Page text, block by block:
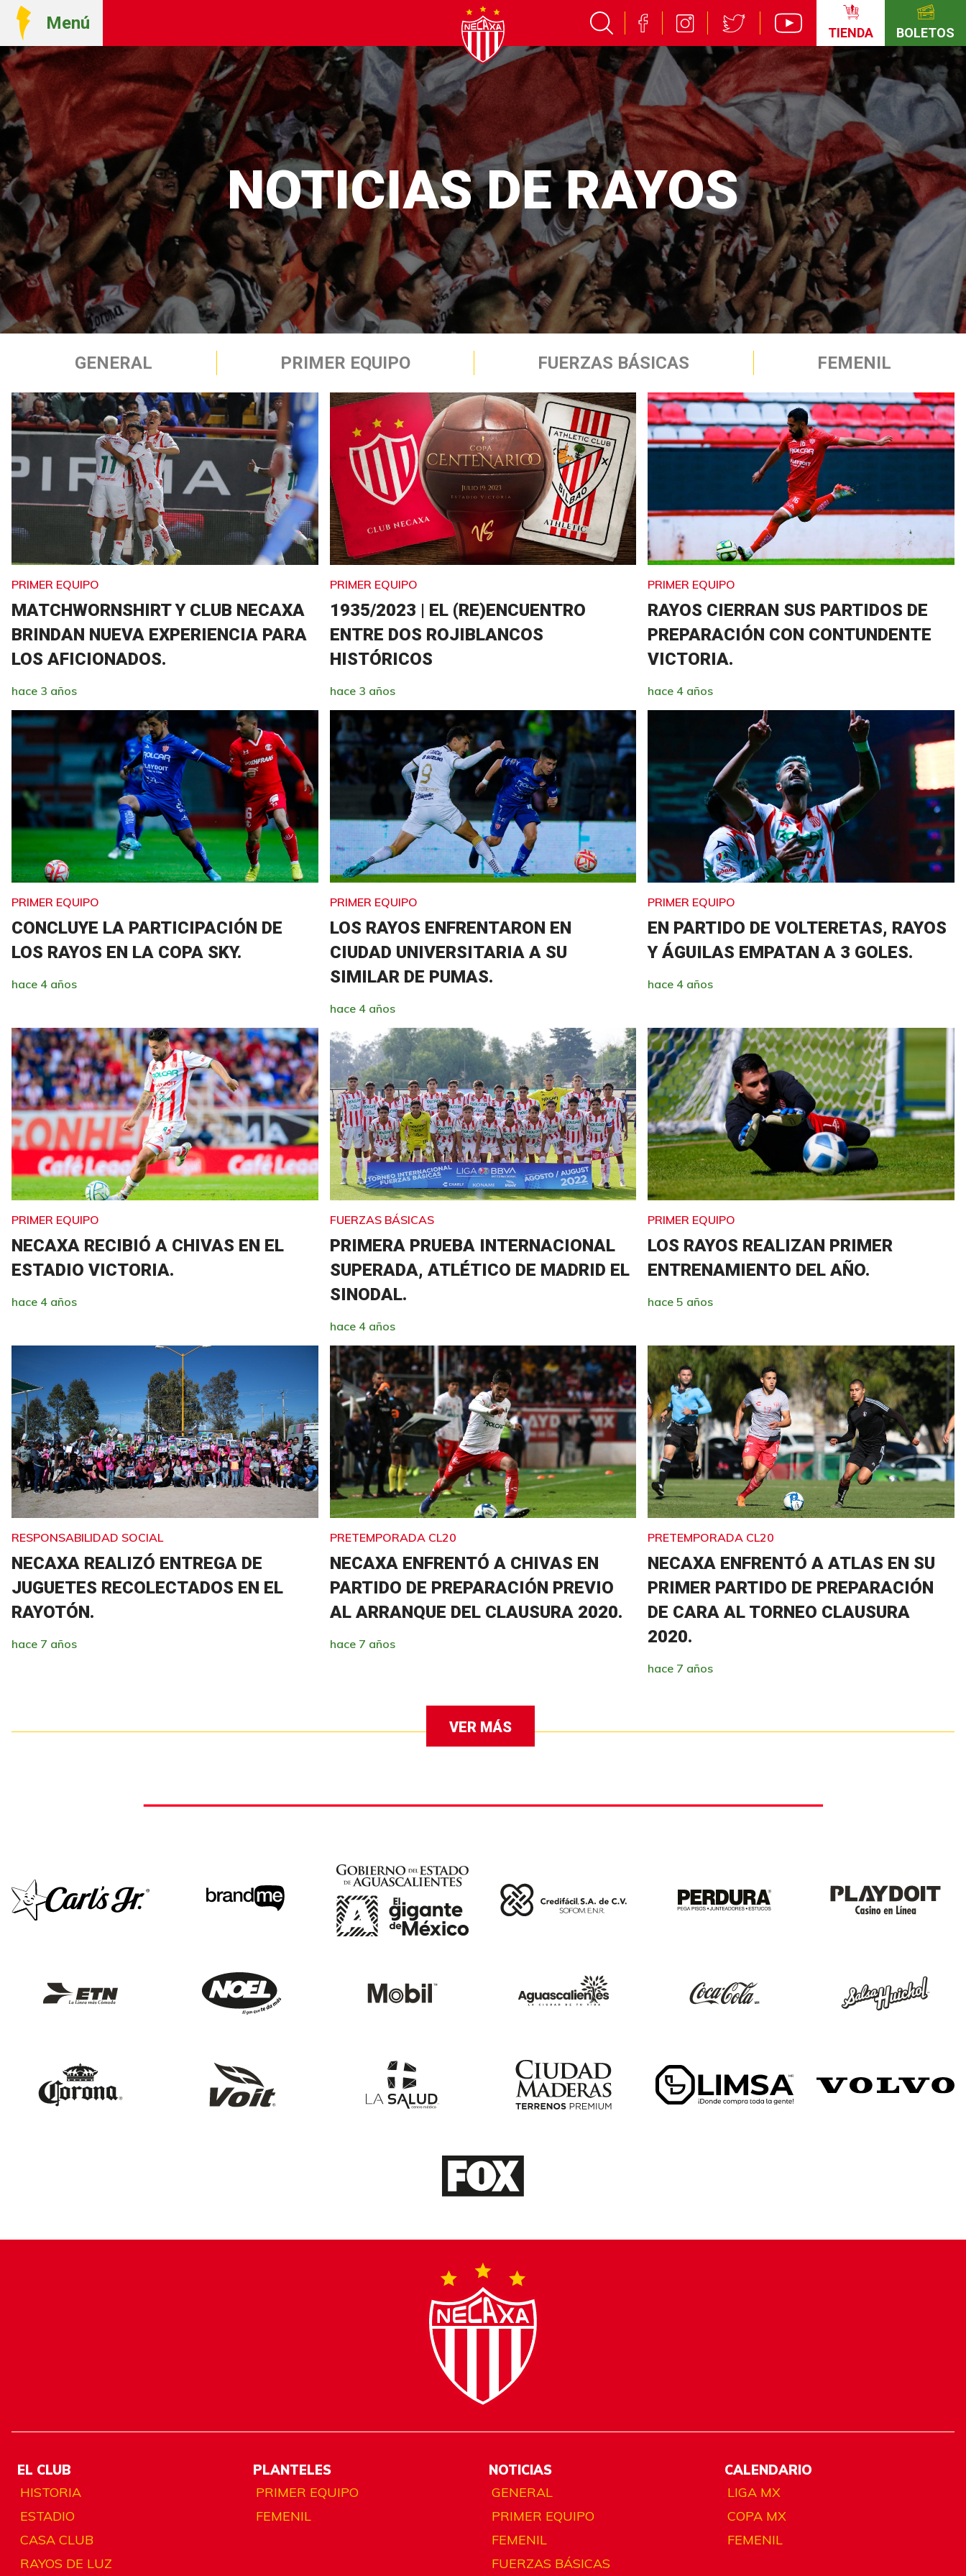
Menú TIENDA BOLETOS
NOTICIAS DE RAYOS
GENERAL PRIMER EQUIPO FUERZAS BÁSICAS FEMENIL
PRIMER EQUIPO
MATCHWORNSHIRT Y CLUB NECAXA
BRINDAN NUEVA EXPERIENCIA PARA
LOS AFICIONADOS.
hace 3 años
PRIMER EQUIPO
1935/2023 | EL (RE)ENCUENTRO
ENTRE DOS ROJIBLANCOS
HISTÓRICOS
hace 3 años
PRIMER EQUIPO
RAYOS CIERRAN SUS PARTIDOS DE
PREPARACIÓN CON CONTUNDENTE
VICTORIA.
hace 4 años
PRIMER EQUIPO
CONCLUYE LA PARTICIPACIÓN DE
LOS RAYOS EN LA COPA SKY.
hace 4 años
PRIMER EQUIPO
LOS RAYOS ENFRENTARON EN
CIUDAD UNIVERSITARIA A SU
SIMILAR DE PUMAS.
hace 4 años
PRIMER EQUIPO
EN PARTIDO DE VOLTERETAS, RAYOS
Y ÁGUILAS EMPATAN A 3 GOLES.
hace 4 años
PRIMER EQUIPO
NECAXA RECIBIÓ A CHIVAS EN EL
ESTADIO VICTORIA.
hace 4 años
FUERZAS BÁSICAS
PRIMERA PRUEBA INTERNACIONAL
SUPERADA, ATLÉTICO DE MADRID EL
SINODAL.
hace 4 años
PRIMER EQUIPO
LOS RAYOS REALIZAN PRIMER
ENTRENAMIENTO DEL AÑO.
hace 5 años
RESPONSABILIDAD SOCIAL
NECAXA REALIZÓ ENTREGA DE
JUGUETES RECOLECTADOS EN EL
RAYOTÓN.
hace 7 años
PRETEMPORADA CL20
NECAXA ENFRENTÓ A CHIVAS EN
PARTIDO DE PREPARACIÓN PREVIO
AL ARRANQUE DEL CLAUSURA 2020.
hace 7 años
PRETEMPORADA CL20
NECAXA ENFRENTÓ A ATLAS EN SU
PRIMER PARTIDO DE PREPARACIÓN
DE CARA AL TORNEO CLAUSURA
2020.
hace 7 años
VER MÁS
EL CLUB
HISTORIA
ESTADIO
CASA CLUB
RAYOS DE LUZ
PLANTELES
PRIMER EQUIPO
FEMENIL
NOTICIAS
GENERAL
PRIMER EQUIPO
FEMENIL
FUERZAS BÁSICAS
CALENDARIO
LIGA MX
COPA MX
FEMENIL